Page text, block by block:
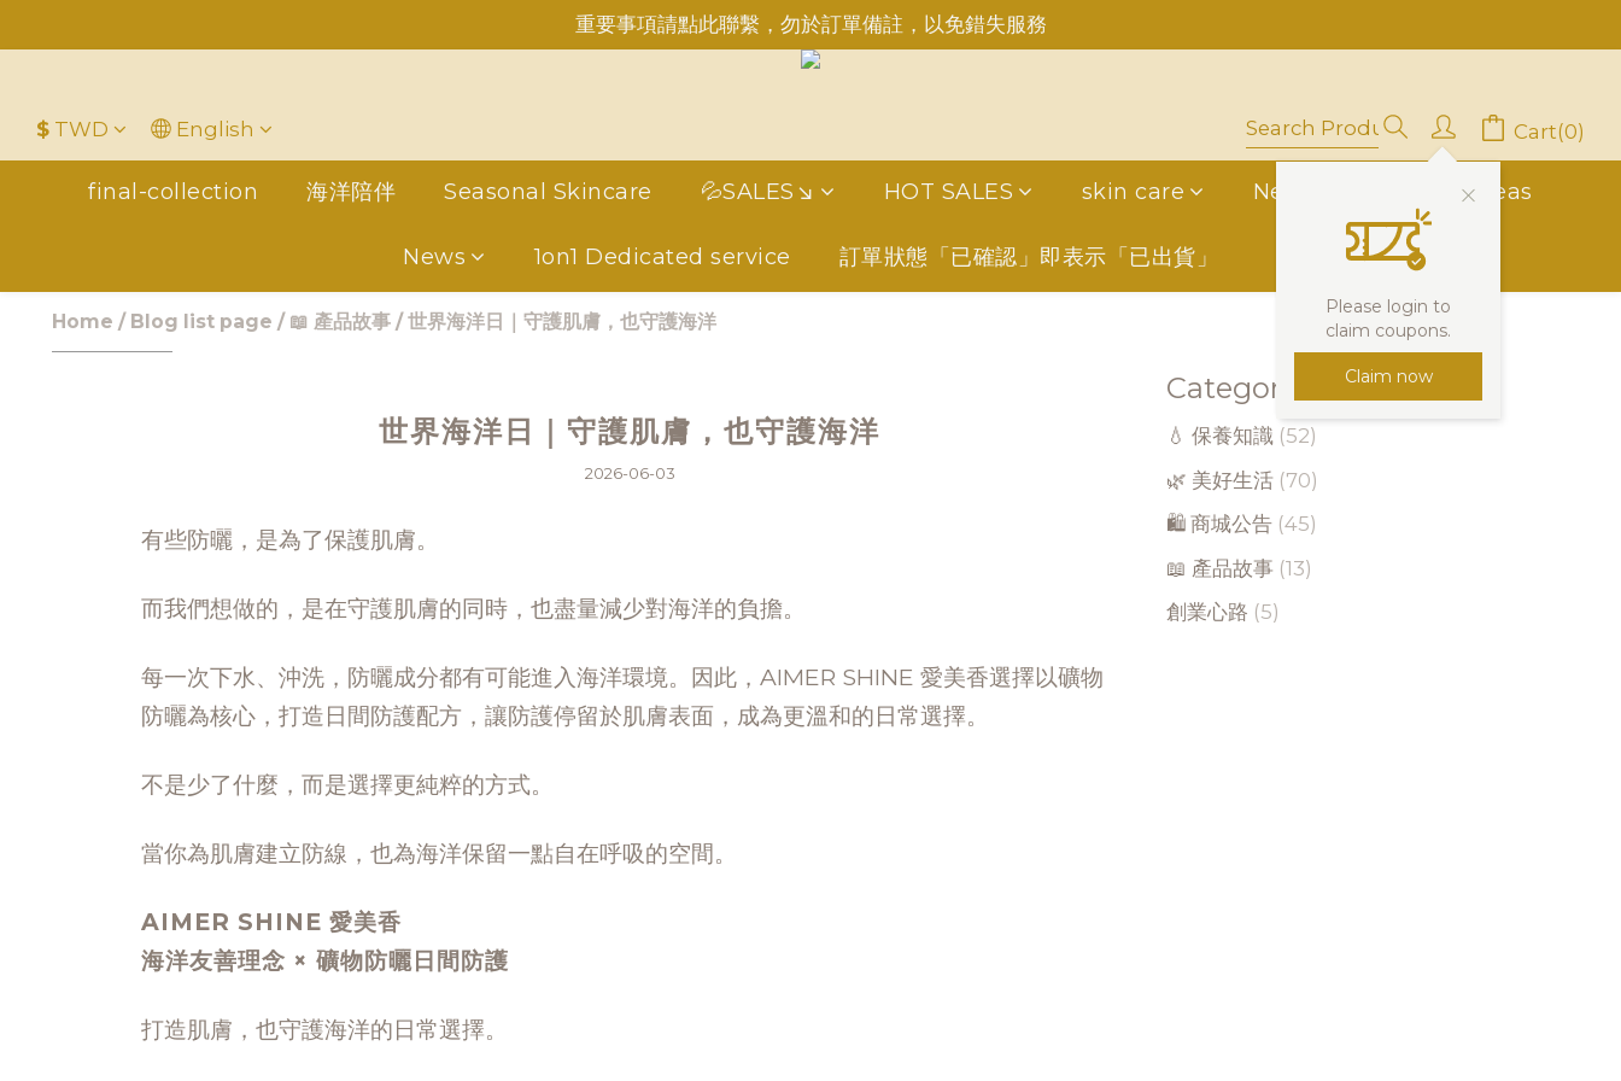
重要事項請點此聯繫，勿於訂單備註，以免錯失服務
重要事項請點此聯繫，勿於訂單備註，以免錯失服務
平日6:50前完成訂購，現貨品當日發貨｜訂單「已確認＝發貨中」
＋LINE好友折價100元✅歡迎LINE：＠aimershine 上班時間內專人回覆(WhatsAPP已停用，請LINE, FB聯繫愛美香)
$ TWD English
Please login to
claim coupons.
Claim now
Cart(0)
final-collection 海洋陪伴 Seasonal Skincare 💦SALES↘ HOT SALES skin care New Friend overseas
News 1on1 Dedicated service 訂單狀態「已確認」即表示「已出貨」
Home / Blog list page / 📖 產品故事 /世界海洋日｜守護肌膚，也守護海洋
世界海洋日｜守護肌膚，也守護海洋
2026-06-03
有些防曬，是為了保護肌膚。
而我們想做的，是在守護肌膚的同時，也盡量減少對海洋的負擔。
每一次下水、沖洗，防曬成分都有可能進入海洋環境。因此，AIMER SHINE 愛美香選擇以礦物
防曬為核心，打造日間防護配方，讓防護停留於肌膚表面，成為更溫和的日常選擇。
不是少了什麼，而是選擇更純粹的方式。
當你為肌膚建立防線，也為海洋保留一點自在呼吸的空間。
AIMER SHINE 愛美香
海洋友善理念 × 礦物防曬日間防護
打造肌膚，也守護海洋的日常選擇。
Categories
💧 保養知識 (52)
🌿 美好生活 (70)
🛍 商城公告 (45)
📖 產品故事 (13)
創業心路 (5)